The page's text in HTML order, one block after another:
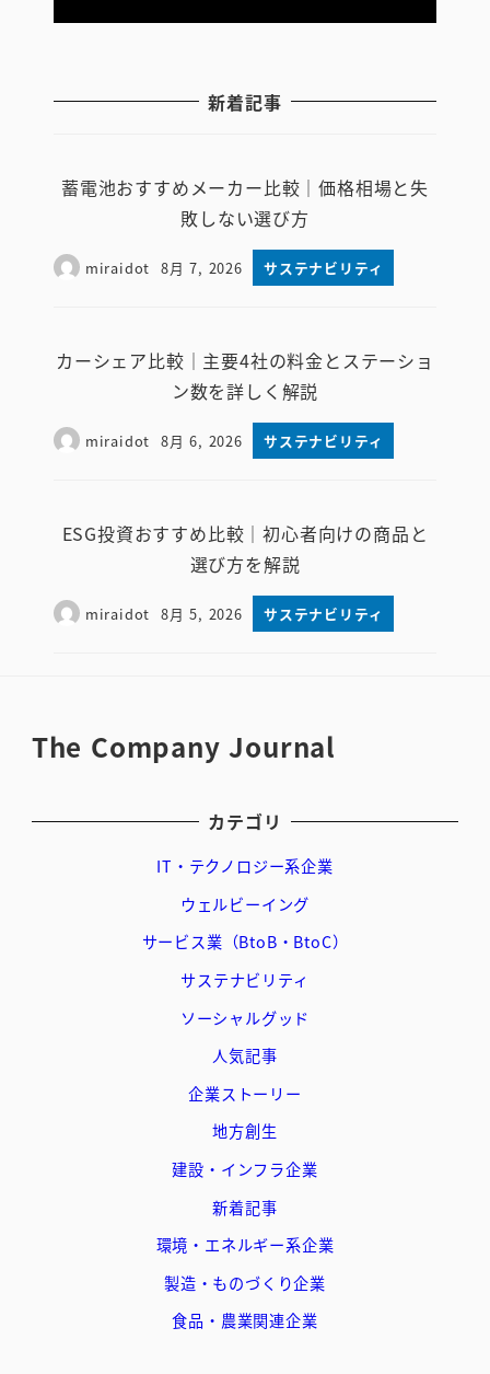
新着記事
蓄電池おすすめメーカー比較｜価格相場と失
敗しない選び方
miraidot
投稿日
8月 7, 2026 サステナビリティ
カーシェア比較｜主要4社の料金とステーショ
ン数を詳しく解説
miraidot
投稿日
8月 6, 2026 サステナビリティ
ESG投資おすすめ比較｜初心者向けの商品と
選び方を解説
miraidot
投稿日
8月 5, 2026 サステナビリティ
The Company Journal
カテゴリ
IT・テクノロジー系企業
ウェルビーイング
サービス業（BtoB・BtoC）
サステナビリティ
ソーシャルグッド
人気記事
企業ストーリー
地方創生
建設・インフラ企業
新着記事
環境・エネルギー系企業
製造・ものづくり企業
食品・農業関連企業